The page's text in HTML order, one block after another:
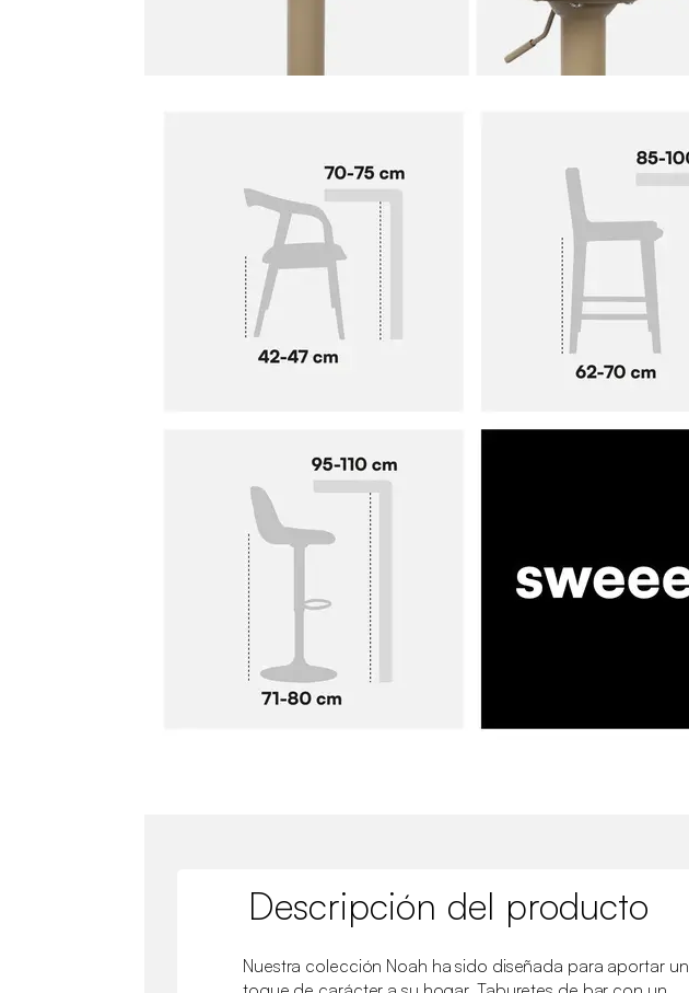
Descripción del producto
Nuestra colección Noah ha sido diseñada para aportar un